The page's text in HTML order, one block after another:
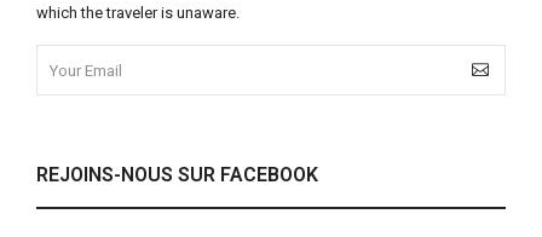
which the traveler is unaware.
REJOINS-NOUS SUR FACEBOOK